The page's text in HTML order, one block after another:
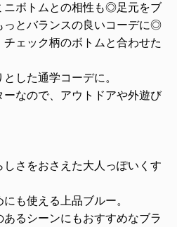
ニボトムとの相性も◎足元をブ
っとバランスの良いコーデに◎
チェック柄のボトムと合わせた
した通学コーデに。
ーなので、アウトドアや外遊び
さをおさえた大人っぽいくす
も使える上品ブルー。
るシーンにもおすすめなブラ